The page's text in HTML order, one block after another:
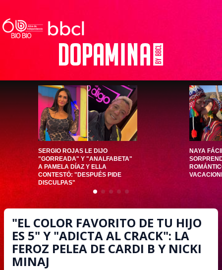
SERGIO ROJAS LE DIJO
"GORREADA" Y "ANALFABETA"
A PAMELA DÍAZ Y ELLA
CONTESTÓ: "DESPUÉS PIDE
DISCULPAS"
NAYA
"EL COLOR FAVORITO DE TU HIJO
ES 5" Y "ADICTA AL CRACK": LA
FEROZ PELEA DE CARDI B Y NICKI
MINAJ